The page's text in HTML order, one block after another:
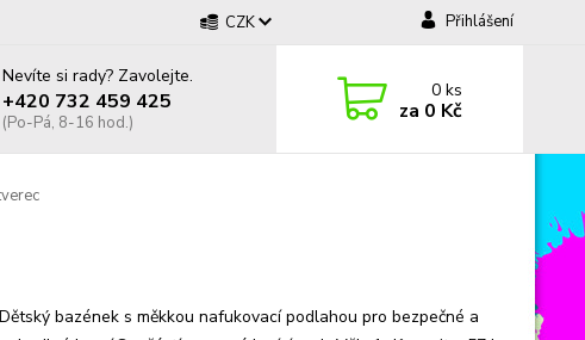
CZK Přihlášení
Nevíte si rady? Zavolejte.
+420 732 459 425
(Po-Pá, 8-16 hod.)
0ks
za 0 Kč
Dětský bazének s měkkou nafukovací podlahou pro bezpečné a